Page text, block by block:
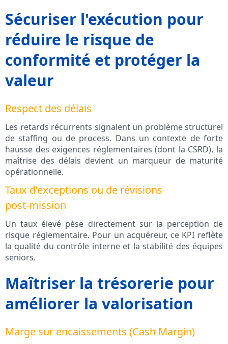
Sécuriser l'exécution pour
réduire le risque de
conformité et protéger la
valeur
Respect des délais
Les retards récurrents signalent un problème structurel
de staffing ou de process. Dans un contexte de forte
hausse des exigences réglementaires (dont la CSRD), la
maîtrise des délais devient un marqueur de maturité
opérationnelle.
Taux d’exceptions ou de révisions
post‑mission
Un taux élevé pèse directement sur la perception de
risque réglementaire. Pour un acquéreur, ce KPI reflète
la qualité du contrôle interne et la stabilité des équipes
seniors.
Maîtriser la trésorerie pour
améliorer la valorisation
Marge sur encaissements (Cash Margin)